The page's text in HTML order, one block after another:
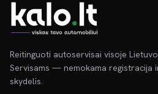
Reitinguoti autoservisai visoje
Servisams — nemokama registracija
skydelis.